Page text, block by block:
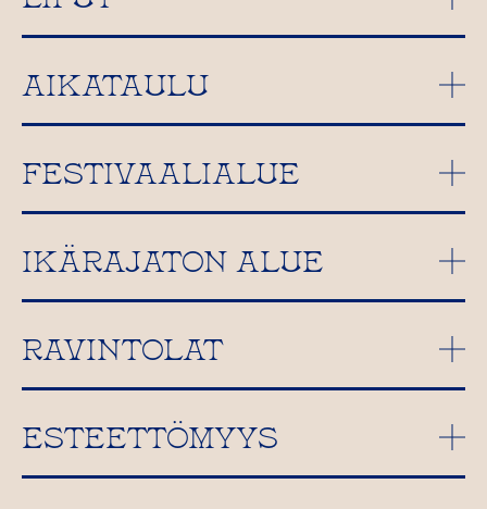
AIKATAULU
FESTIVAALIALUE
IKÄRAJATON ALUE
RAVINTOLAT
ESTEETTÖMYYS